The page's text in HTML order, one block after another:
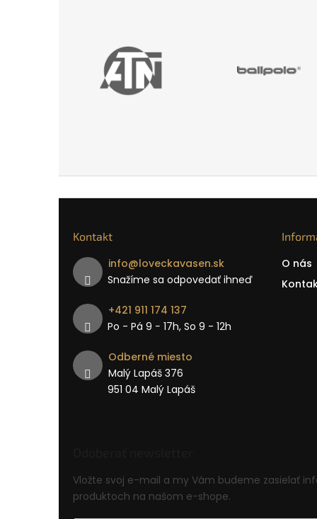
Kontakt
info@loveckavasen.sk
Snažíme sa odpovedať ihneď
+421 911 174 137
Po - Pá 9 − 17h, So 9 - 12h
Odberné miesto
Malý Lapáš 376
951 04 Malý Lapáš
O nás
Vložte svoj e-mail a my Vám budeme zasielať
produktoch na našom e-shope.